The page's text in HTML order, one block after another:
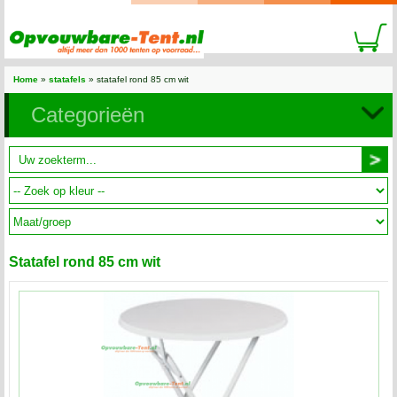
Home » statafels » statafel rond 85 cm wit
Categorieën
Statafel rond 85 cm wit